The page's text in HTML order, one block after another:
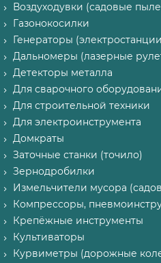
Воздуходувки (садовые
Газонокосилки
Генераторы
Дальномеры (лазерные
Детекторы металла
Для сварочного
Для строительной техники
Для электроинструмента
Домкраты
Заточные станки (точило)
Зернодробилки
Измельчители мусора
Компрессоры,
Крепёжные инструменты
Культиваторы
Курвиметры (дорожные